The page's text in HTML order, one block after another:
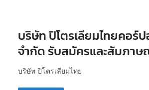
บริษัท ปิโตรเลียมไทยคอร์ป
จำกัด รับสมัครและสัมภา
บริษัท ปิโตรเลียมไทย